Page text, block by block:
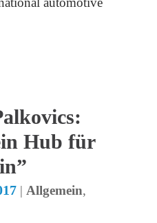
Hub für
| Allgemein,